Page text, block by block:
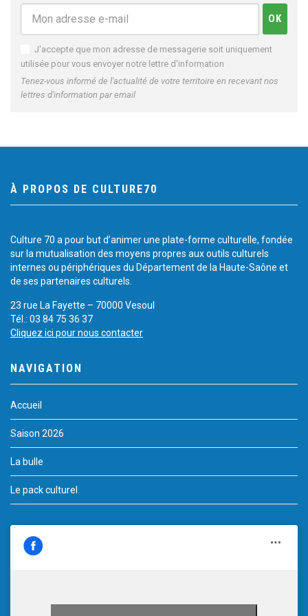
J'accepte que mon adresse de messagerie soit uniquement
utilisée pour vous envoyer notre lettre d'information
Tenez-vous informé de l'actualité de votre territoire en recevant nos
lettres d'information par email
À PROPOS DE CULTURE70
Culture 70 a pour but d’animer une plate-forme culturelle, fondée
sur la mutualisation des moyens propres aux outils culturels
internes ou périphériques du Département de la Haute-Saône et
de ses partenaires culturels.
23 rue La Fayette – 70000 Vesoul
Tél.: 03 84 75 36 37
Cliquez ici pour nous contacter
NAVIGATION
Accueil
Saison 2026
La bulle
Le pack culturel